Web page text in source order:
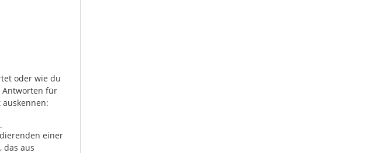
oder wie du
Antworten für
einer
das aus